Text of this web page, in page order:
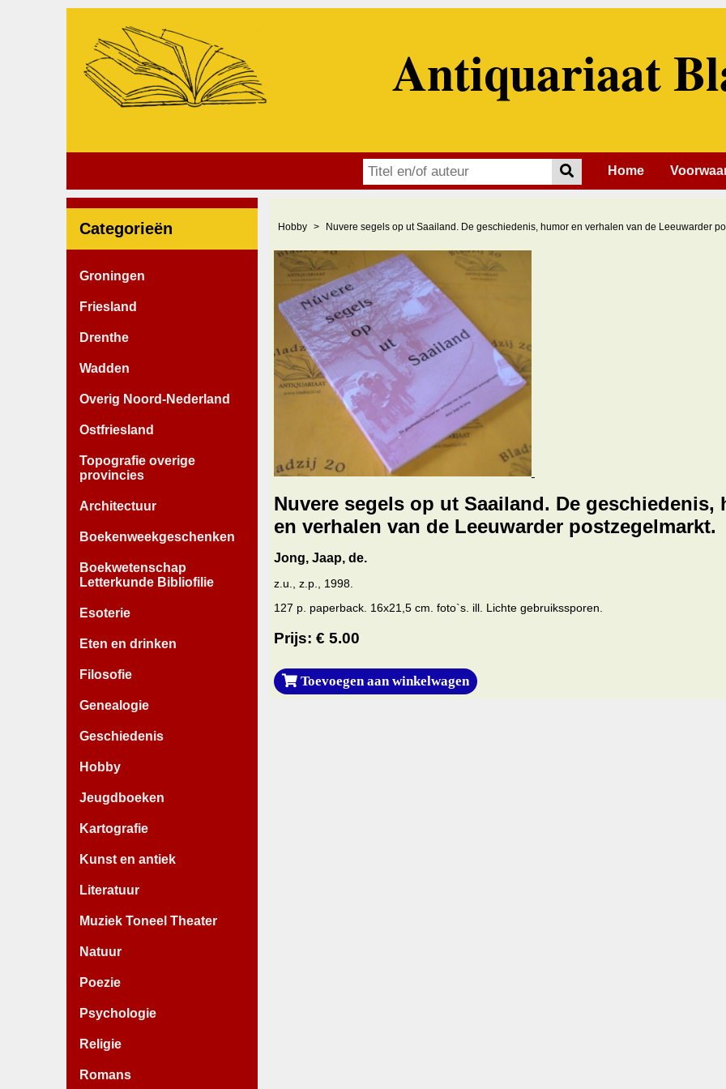
Antiquariaat
Home
Categorieën
Groningen
Friesland
Drenthe
Wadden
Overig Noord-Nederland
Ostfriesland
Topografie overige
provincies
Architectuur
Boekenweekgeschenken
Boekwetenschap
Letterkunde Bibliofilie
Esoterie
Eten en drinken
Filosofie
Genealogie
Geschiedenis
Hobby
Jeugdboeken
Kartografie
Kunst en antiek
Literatuur
Muziek Toneel Theater
Natuur
Poezie
Psychologie
Religie
Romans
Hobby Nuvere segels op ut Saailand. De geschiedenis, humor en verhalen van de Leeuwarder
Nuvere segels op ut Saailand. De geschiedenis,
en verhalen van de Leeuwarder postzegelmarkt.
Jong, Jaap, de.
z.u., z.p., 1998.
127 p. paperback. 16x21,5 cm. foto`s. ill. Lichte gebruikssporen.
Prijs: € 5.00
Toevoegen aan winkelwagen